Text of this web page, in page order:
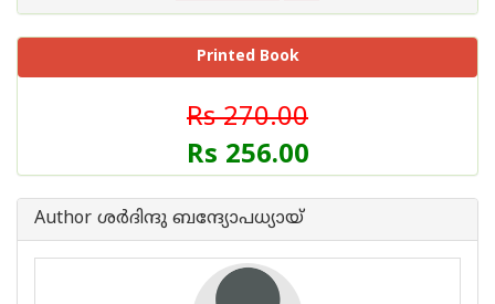
Printed Book
Rs 270.00
Rs 256.00
Author ശര്‍ദിന്ദു ബന്ദ്യോപധ്യായ്